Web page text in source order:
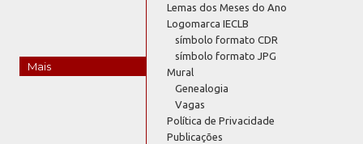
Mais
Lemas dos Meses do Ano
Logomarca IECLB
símbolo formato CDR
símbolo formato JPG
Mural
Genealogia
Vagas
Política de Privacidade
Publicações